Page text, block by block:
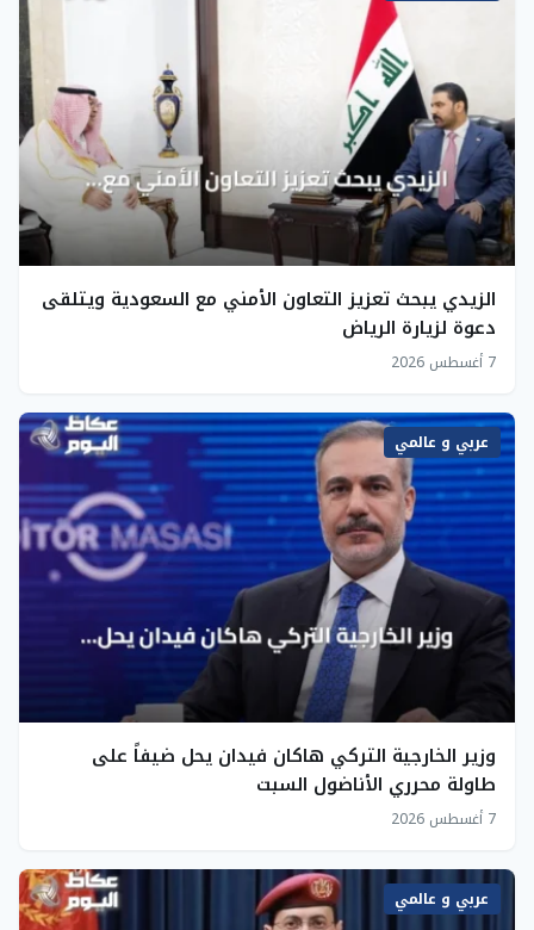
الزيدي يبحث تعزيز التعاون الأمني مع السعودية ويتلقى
دعوة لزيارة الرياض
7 أغسطس 2026
عربي و عالمي
وزير الخارجية التركي هاكان فيدان يحل ضيفاً على
طاولة محرري الأناضول السبت
7 أغسطس 2026
عربي و عالمي